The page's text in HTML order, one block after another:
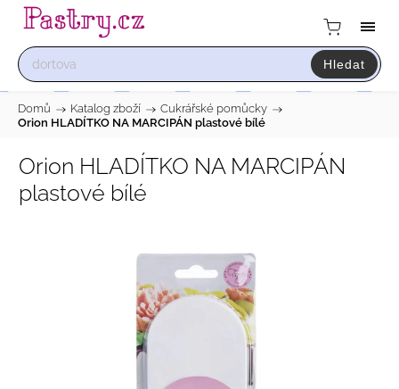
Hledat
Domů / Katalog zboží / Cukrářské pomůcky /
Orion HLADÍTKO NA MARCIPÁN plastové bílé
Orion HLADÍTKO NA MARCIPÁN
plastové bílé